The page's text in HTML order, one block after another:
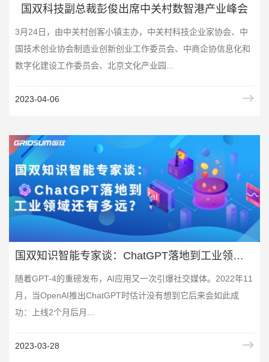
国双科技副总裁彭俊出席中关村数智港产业峰会
3月24日，由中关村创客小镇主办，中关村科技企业家协会、中
国技术创业协会制造业创新创业工作委员会、中商企协信息化和
数字化建设工作委员会、北京文化产业园...
2023-04-06
国双知识智能专家谈：ChatGPT落地到工业领域还有多远？
随着GPT-4的重磅发布，AI应用又一次引爆社交媒体。2022年11
月，当OpenAI推出ChatGPT时估计没有想到它后来会如此成
功：上线2个月后月...
2023-03-28